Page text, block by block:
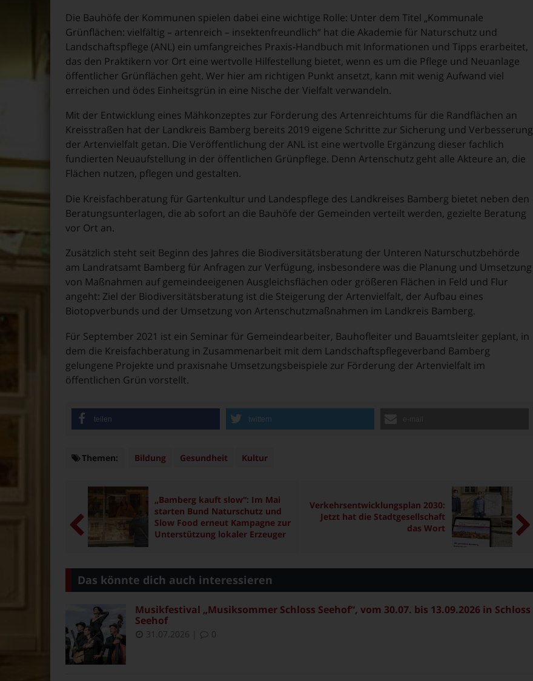
Die Bauhöfe der Kommunen spielen dabei eine wichtige Rolle: Unter dem Titel „Kommunale
Grünflächen: vielfältig – artenreich – insektenfreundlich“ hat die Akademie für Naturschutz und
Landschaftspflege (ANL) ein umfangreiches Praxis-Handbuch mit Informationen und Tipps erarbeitet,
das den Praktikern vor Ort eine wertvolle Hilfestellung bietet, wenn es um die Pflege und Neuanlage
öffentlicher Grünflächen geht. Wer hier am richtigen Punkt ansetzt, kann mit wenig Aufwand viel
erreichen und ödes Einheitsgrün in eine Nische der Vielfalt verwandeln.
Mit der Entwicklung eines Mähkonzeptes zur Förderung des Artenreichtums für die Randflächen an
Kreisstraßen hat der Landkreis Bamberg bereits 2019 eigene Schritte zur Sicherung und Verbesserung
der Artenvielfalt getan. Die Veröffentlichung der ANL ist eine wertvolle Ergänzung dieser fachlich
fundierten Neuaufstellung in der öffentlichen Grünpflege. Denn Artenschutz geht alle Akteure an, die
Flächen nutzen, pflegen und gestalten.
Die Kreisfachberatung für Gartenkultur und Landespflege des Landkreises Bamberg bietet neben den
Beratungsunterlagen, die ab sofort an die Bauhöfe der Gemeinden verteilt werden, gezielte Beratung
vor Ort an.
Zusätzlich steht seit Beginn des Jahres die Biodiversitätsberatung der Unteren Naturschutzbehörde
am Landratsamt Bamberg für Anfragen zur Verfügung, insbesondere was die Planung und Umsetzung
von Maßnahmen auf gemeindeeigenen Ausgleichsflächen oder größeren Flächen in Feld und Flur
angeht: Ziel der Biodiversitätsberatung ist die Steigerung der Artenvielfalt, der Aufbau eines
Biotopverbunds und der Umsetzung von Artenschutzmaßnahmen im Landkreis Bamberg.
Für September 2021 ist ein Seminar für Gemeindearbeiter, Bauhofleiter und Bauamtsleiter geplant, in
dem die Kreisfachberatung in Zusammenarbeit mit dem Landschaftspflegeverband Bamberg
gelungene Projekte und praxisnahe Umsetzungsbeispiele zur Förderung der Artenvielfalt im
öffentlichen Grün vorstellt.
teilen twittern
Themen: Themen
Bildung Gesundheit Kultur
„Bamberg kauft slow“: Im Mai
starten Bund Naturschutz und
Slow Food erneut Kampagne zur
Unterstützung lokaler Erzeuger
Verkehrsentwicklungsplan 2030:
Jetzt hat die Stadtgesellschaft
das Wort
Das könnte dich auch interessieren
Musikfestival „Musiksommer Schloss Seehof“, vom 30.07. bis 13.09.2026 in Schloss
Seehof
31.07.2026 0